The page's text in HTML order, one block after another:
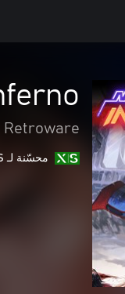
Retroware
محسّنة لـ Xbox Series X|S